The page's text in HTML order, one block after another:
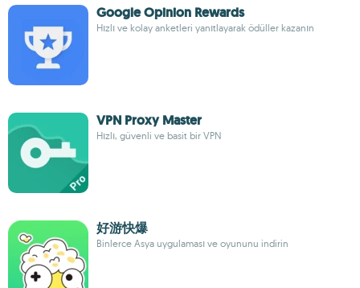
Google Opinion Rewards
Hızlı ve kolay anketleri yanıtlayarak ödüller kazanın
VPN Proxy Master
Hızlı, güvenli ve basit bir VPN
好游快爆
Binlerce Asya uygulaması ve oyununu indirin